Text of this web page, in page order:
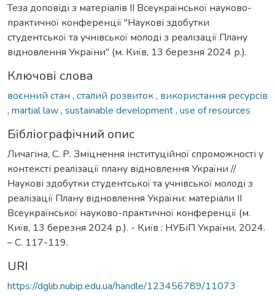
Теза доповіді з матеріалів ІІ Всеукраїнської науково-
практичної конференції "Наукові здобутки
студентської та учнівської молоді з реалізації Плану
відновлення України" (м. Київ, 13 березня 2024 р.).
Ключові слова
воєнний стан , сталий розвиток, використання ресурсів
, martial law, sustainable development, use of resources
Бібліографічний опис
Личагіна, С. Р. Зміцнення інституційної спроможності у
контексті реалізації плану відновлення України //
Наукові здобутки студентської та учнівської молоді з
реалізації Плану відновлення України: матеріали ІІ
Всеукраїнської науково-практичної конференції (м.
Київ, 13 березня 2024 р.). - Київ : НУБіП України, 2024.
– С. 117-119.
URI
https://dglib.nubip.edu.ua/handle/123456789/11073